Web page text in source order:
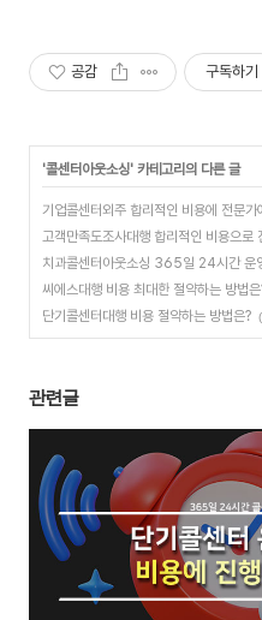
공감 구독하기
'콜센터아웃소싱' 카테고리의 다른 글
기업콜센터외주 합리적인 비용에 전문가
고객만족도조사대행 합리적인 비용으로
치과콜센터아웃소싱 365일 24시간 운
씨에스대행 비용 최대한 절약하는 방법
단기콜센터대행 비용 절약하는 방법은?
관련글